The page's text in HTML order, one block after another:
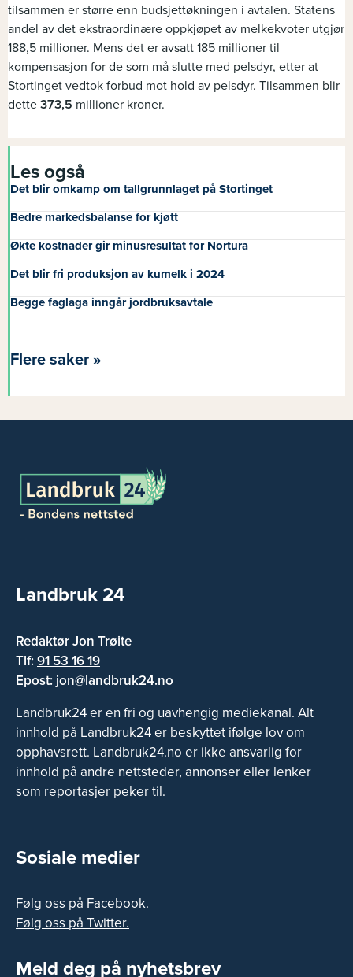
tilsammen er større enn budsjettøkningen i avtalen. Statens
andel av det ekstraordinære oppkjøpet av melkekvoter utgjør
188,5 millioner. Mens det er avsatt 185 millioner til
kompensasjon for de som må slutte med pelsdyr, etter at
Stortinget vedtok forbud mot hold av pelsdyr. Tilsammen blir
dette 373,5 millioner kroner.
Les også
Det blir omkamp om tallgrunnlaget på Stortinget
Bedre markedsbalanse for kjøtt
Økte kostnader gir minusresultat for Nortura
Det blir fri produksjon av kumelk i 2024
Begge faglaga inngår jordbruksavtale
Flere saker »
Landbruk 24
Redaktør Jon Trøite
Tlf:91 53 16 19
Epost: jon@landbruk24.no
Landbruk24 er en fri og uavhengig mediekanal. Alt
innhold på Landbruk24 er beskyttet ifølge lov om
opphavsrett. Landbruk24.no er ikke ansvarlig for
innhold på andre nettsteder, annonser eller lenker
som reportasjer peker til.
Sosiale medier
Følg oss på Facebook.
Følg oss på Twitter.
Meld deg på nyhetsbrev